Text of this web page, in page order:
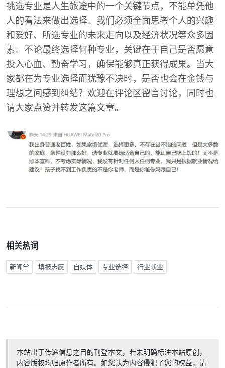
挑选专业是人生旅途中的一个关键节点，不能单凭他
人的看法来做出选择。我们必须全面思考个人的兴趣
和爱好、所选专业的未来走向以及经济状况等众多因
素。不论最终选择何种专业，关键在于自己是否愿意
投入心血、勤奋学习，确保能够真正获得成果。当大
家都在为专业选择而犹豫不决时，是否也会在金钱与
理想之间感到纠结？欢迎在评论区留言讨论，同时也
请大家点赞并转发这篇文章。
相关热词
新闻学 填报志愿 自媒体 专业选择 行业就业
本站出于传递信息之目的刊登本文，若未明确标注本站原创，
内容版权均归原作者所有。如您认为内容侵犯了您的权益，请